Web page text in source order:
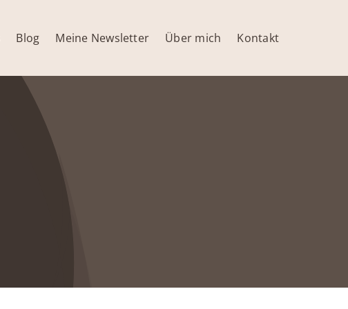
Blog Meine Newsletter Über mich Kontakt